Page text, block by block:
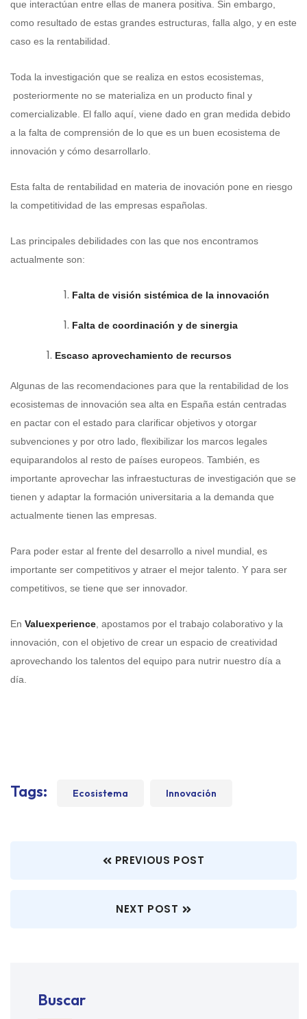
que interactúan entre ellas de manera positiva. Sin embargo,
como resultado de estas grandes estructuras, falla algo, y en este
caso es la rentabilidad.
Toda la investigación que se realiza en estos ecosistemas,
posteriormente no se materializa en un producto final y
comercializable. El fallo aquí, viene dado en gran medida debido
a la falta de comprensión de lo que es un buen ecosistema de
innovación y cómo desarrollarlo.
Esta falta de rentabilidad en materia de inovación pone en riesgo
la competitividad de las empresas españolas.
Las principales debilidades con las que nos encontramos
actualmente son:
Falta de visión sistémica de la innovación
Falta de coordinación y de sinergia
Escaso aprovechamiento de recursos
Algunas de las recomendaciones para que la rentabilidad de los
ecosistemas de innovación sea alta en España están centradas
en pactar con el estado para clarificar objetivos y otorgar
subvenciones y por otro lado, flexibilizar los marcos legales
equiparandolos al resto de países europeos. También , es
importante aprovechar las infraestucturas de investigación que se
tienen y adaptar la formación universitaria a la demanda que
actualmente tienen las empresas.
Para poder estar al frente del desarrollo a nivel mundial, es
importante ser competitivos y atraer el mejor talento. Y para ser
competitivos, se tiene que ser innovador.
En Valuexperience , apostamos por el trabajo colaborativo y la
innovación, con el objetivo de crear un espacio de creatividad
aprovechando los talentos del equipo para nutrir nuestro día a
día.
Tags: Ecosistema Innovación
PREVIOUS POST
NEXT POST
Buscar